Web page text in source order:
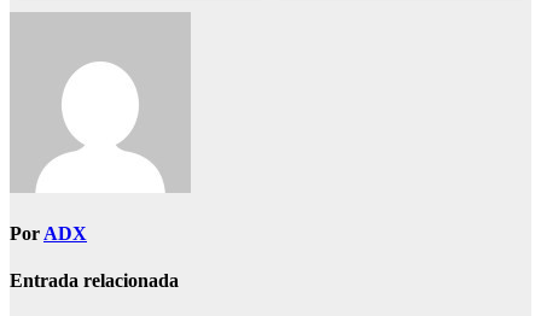
Por ADX
Entrada relacionada